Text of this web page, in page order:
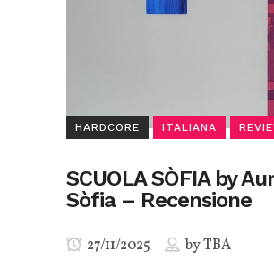
HARDCORE ITALIANA
SCUOLA SÒFIA by
Sòfia – Recensione
27/11/2025 byTBA